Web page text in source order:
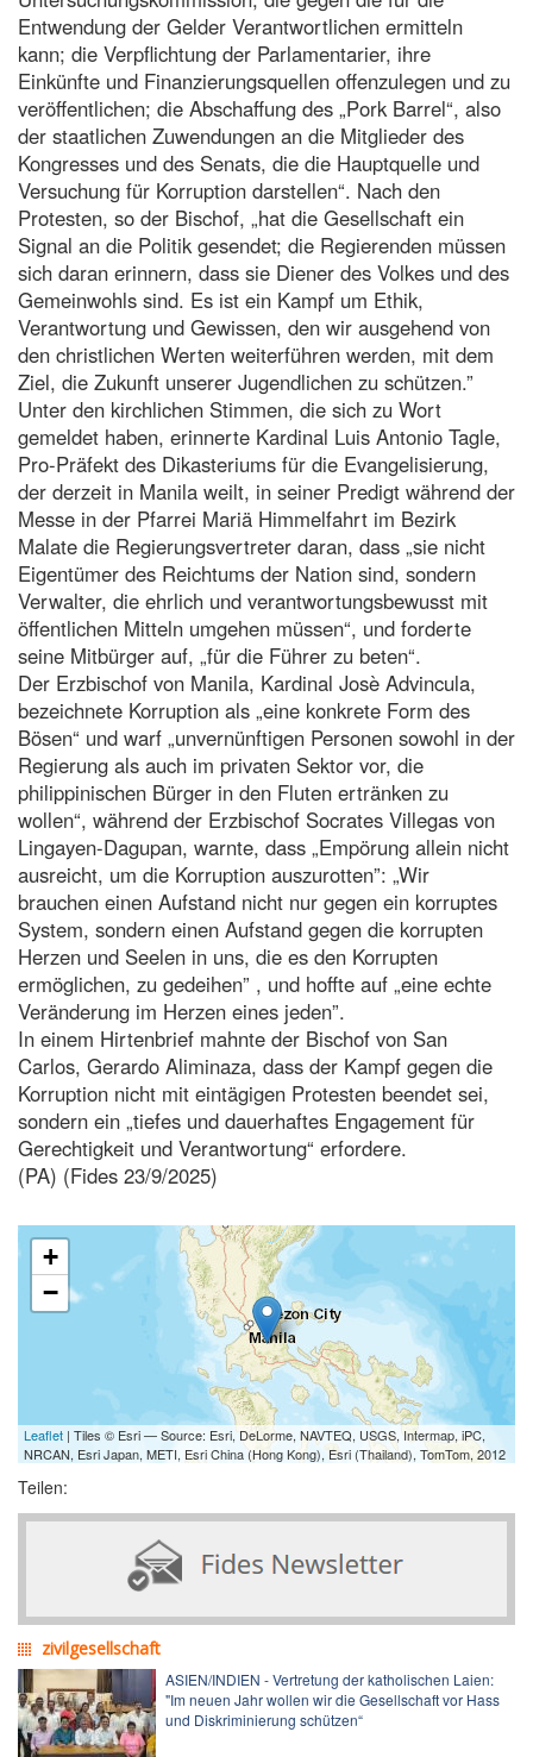
Entwendung der Gelder Verantwortlichen ermitteln
kann; die Verpflichtung der Parlamentarier, ihre
Einkünfte und Finanzierungsquellen offenzulegen und zu
veröffentlichen; die Abschaffung des „Pork Barrel“, also
der staatlichen Zuwendungen an die Mitglieder des
Kongresses und des Senats, die die Hauptquelle und
Versuchung für Korruption darstellen“. Nach den
Protesten, so der Bischof, „hat die Gesellschaft ein
Signal an die Politik gesendet; die Regierenden müssen
sich daran erinnern, dass sie Diener des Volkes und des
Gemeinwohls sind. Es ist ein Kampf um Ethik,
Verantwortung und Gewissen, den wir ausgehend von
den christlichen Werten weiterführen werden, mit dem
Ziel, die Zukunft unserer Jugendlichen zu schützen.”
Unter den kirchlichen Stimmen, die sich zu Wort
gemeldet haben, erinnerte Kardinal Luis Antonio Tagle,
Pro-Präfekt des Dikasteriums für die Evangelisierung,
der derzeit in Manila weilt, in seiner Predigt während der
Messe in der Pfarrei Mariä Himmelfahrt im Bezirk
Malate die Regierungsvertreter daran, dass „sie nicht
Eigentümer des Reichtums der Nation sind, sondern
Verwalter, die ehrlich und verantwortungsbewusst mit
öffentlichen Mitteln umgehen müssen“, und forderte
seine Mitbürger auf, „für die Führer zu beten“.
Der Erzbischof von Manila, Kardinal Josè Advincula,
bezeichnete Korruption als „eine konkrete Form des
Bösen“ und warf „unvernünftigen Personen sowohl in der
Regierung als auch im privaten Sektor vor, die
philippinischen Bürger in den Fluten ertränken zu
wollen“, während der Erzbischof Socrates Villegas von
Lingayen-Dagupan, warnte, dass „Empörung allein nicht
ausreicht, um die Korruption auszurotten”: „Wir
brauchen einen Aufstand nicht nur gegen ein korruptes
System, sondern einen Aufstand gegen die korrupten
Herzen und Seelen in uns, die es den Korrupten
ermöglichen, zu gedeihen” , und hoffte auf „eine echte
Veränderung im Herzen eines jeden”.
In einem Hirtenbrief mahnte der Bischof von San
Carlos, Gerardo Aliminaza, dass der Kampf gegen die
Korruption nicht mit eintägigen Protesten beendet sei,
sondern ein „tiefes und dauerhaftes Engagement für
Gerechtigkeit und Verantwortung“ erfordere.
(PA) (Fides 23/9/2025)
+
−
Leaflet | Tiles © Esri — Source: Esri, DeLorme, NAVTEQ, USGS, Intermap, iPC,
NRCAN, Esri Japan, METI, Esri China (Hong Kong), Esri (Thailand), TomTom, 2012
Teilen:
zivilgesellschaft
ASIEN/INDIEN - Vertretung der katholischen Laien:
"Im neuen Jahr wollen wir die Gesellschaft vor Hass
und Diskriminierung schützen“